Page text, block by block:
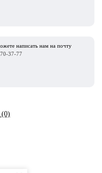
написать нам на почту
37-77